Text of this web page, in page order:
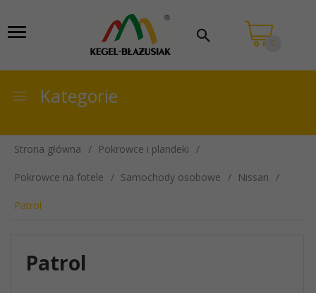
0
Kategorie
Strona główna Pokrowce i plandeki
Pokrowce na fotele Samochody osobowe Nissan
Patrol
Patrol